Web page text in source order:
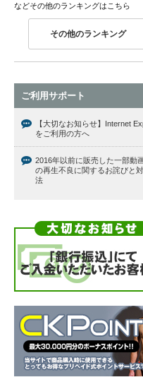
などその他のランキングはこちら
その他のランキング
ご利用サポート
【大切なお知らせ】Internet
をご利用の方へ
2016年以前に販売した一部動
の再生不良に関するお詫びと
法